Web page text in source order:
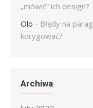
„mówić” ich design?
Olo - Błędy na
korygować?
Archiwa